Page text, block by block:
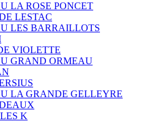
LA ROSE PONCET
LESTAC
LES BARRAILLOTS
VIOLETTE
GRAND ORMEAU
LA GRANDE GELLEYRE
K